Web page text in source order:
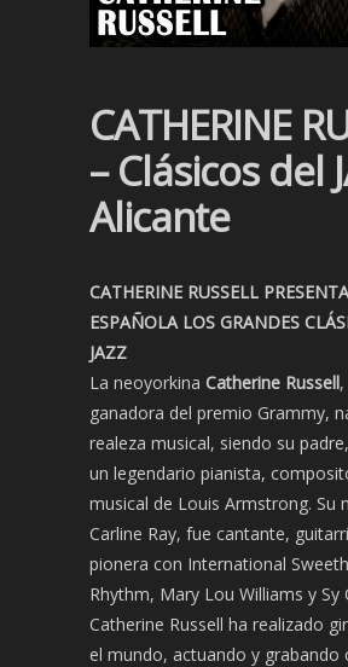
CATHERINE
– Clásicos del
Alicante
CATHERINE RUSSELL
ESPAÑOLA LOS GRANDES
JAZZ
La neoyorkina Catherine Russell
ganadora del premio Grammy,
realeza musical, siendo su
un legendario pianista,
musical de Louis Armstrong. Su
Carline Ray, fue cantante,
pionera con International
Rhythm, Mary Lou Williams y Sy
Catherine Russell ha realizado
el mundo, actuando y grabando